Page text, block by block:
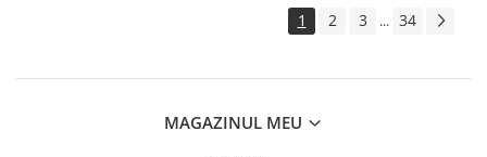
1 2 3 ... 34
MAGAZINUL MEU